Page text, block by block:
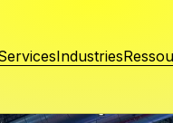
Industries